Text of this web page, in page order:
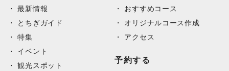
最新情報
とちぎガイド
特集
イベント
観光スポット
おすすめコース
オリジナルコース作成
アクセス
予約する